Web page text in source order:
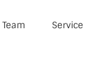
Team Service